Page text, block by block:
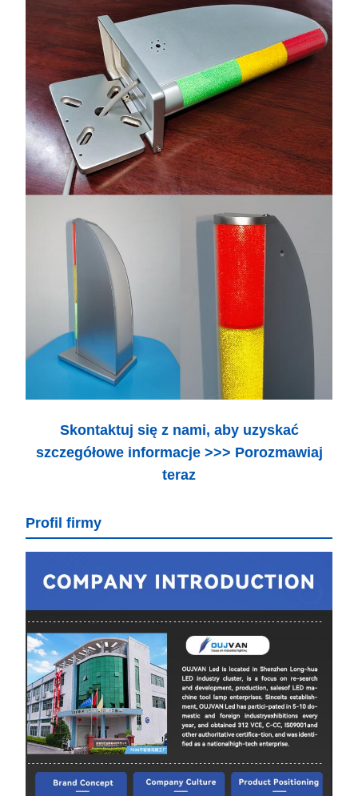
Skontaktuj się z nami, aby uzyskać
szczegółowe informacje >>> Porozmawiaj
teraz
Profil firmy